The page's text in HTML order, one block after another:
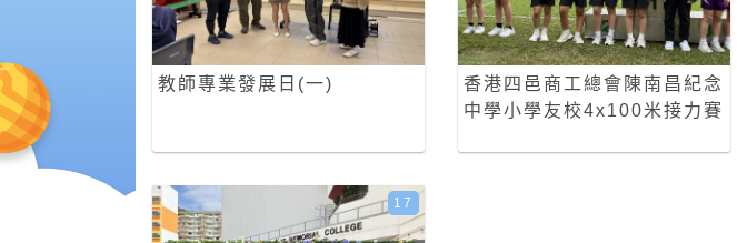
教師專業發展日(一)
香港四邑商工總會陳南昌紀念
中學小學友校4x100米接力賽
17